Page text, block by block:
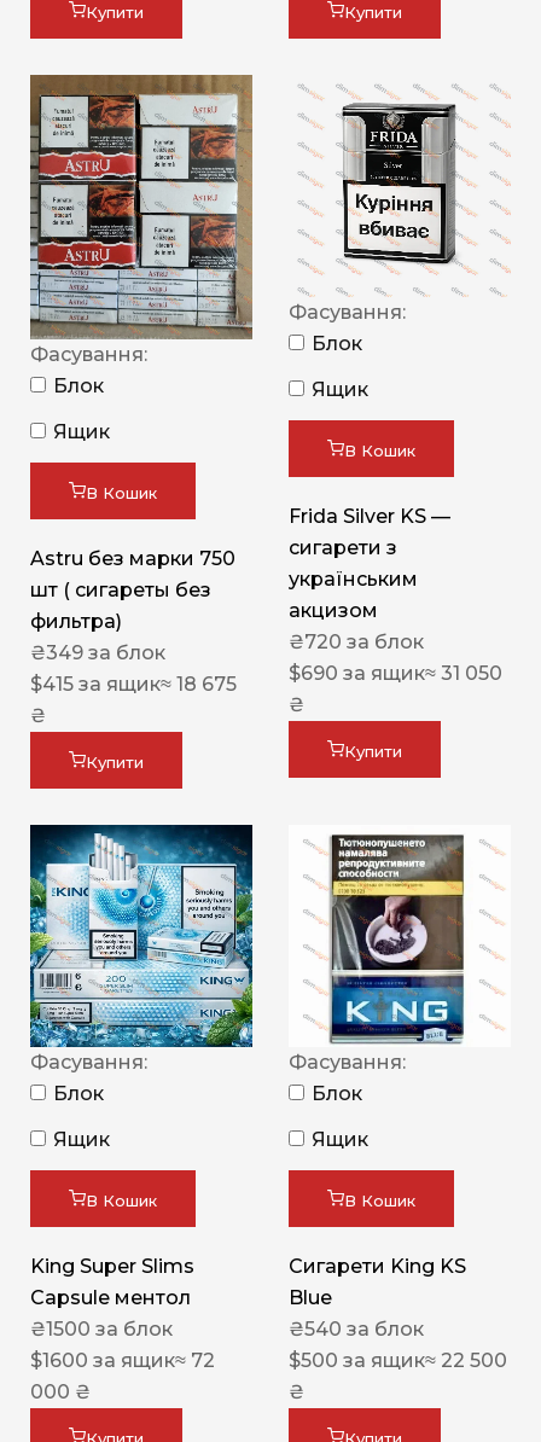
Купити Купити
Фасування:
Блок
Ящик
В Кошик
Astru без марки 750
шт ( сигареты без
фильтра)
₴349 за блок
$415 за ящик≈ 18 675
₴
Купити
Фасування:
Блок
Ящик
В Кошик
Frida Silver KS —
сигарети з
українським
акцизом
₴720 за блок
$690 за ящик≈ 31 050
₴
Купити
Фасування:
Блок
Ящик
В Кошик
King Super Slims
Capsule ментол
₴1500 за блок
$1600 за ящик≈ 72
000 ₴
Фасування:
Блок
Ящик
В Кошик
Сигарети King KS
Blue
₴540 за блок
$500 за ящик≈ 22 500
₴